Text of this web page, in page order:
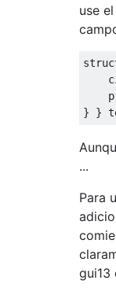
use
}
}
...
Para
gui13